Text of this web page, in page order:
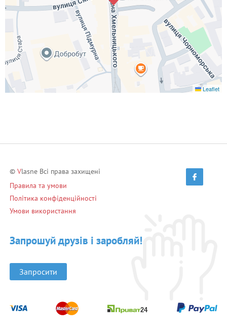
Leaflet
© Vlasne Всі права захищені
Правила та умови
Політика конфіденційності
Умови використання
Запрошуй друзів і заробляй!
Запросити